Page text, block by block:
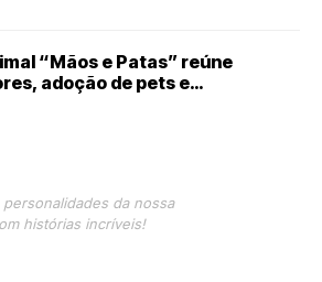
“Mãos e Patas” reúne
adoção de pets e
gratuita neste sábado em
da nossa
histórias incríveis!